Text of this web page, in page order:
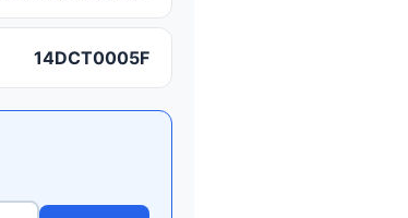
14DCT0005F